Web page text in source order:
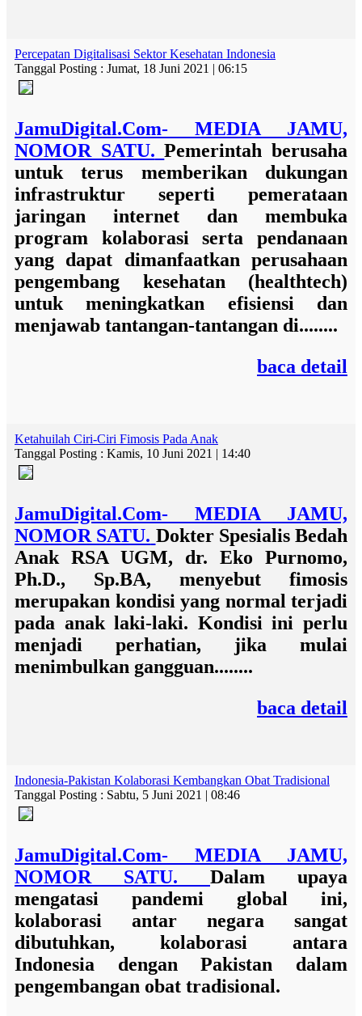
Percepatan Digitalisasi Sektor Kesehatan Indonesia
Tanggal Posting : Jumat, 18 Juni 2021 | 06:15
JamuDigital.Com- MEDIA JAMU,
NOMOR SATU. Pemerintah berusaha
untuk terus memberikan dukungan
infrastruktur seperti pemerataan
jaringan internet dan membuka
program kolaborasi serta pendanaan
yang dapat dimanfaatkan perusahaan
pengembang kesehatan (healthtech)
untuk meningkatkan efisiensi dan
menjawab tantangan-tantangan di........
baca detail
Ketahuilah Ciri-Ciri Fimosis Pada Anak
Tanggal Posting : Kamis, 10 Juni 2021 | 14:40
JamuDigital.Com- MEDIA JAMU,
NOMOR SATU. Dokter Spesialis Bedah
Anak RSA UGM, dr. Eko Purnomo,
Ph.D., Sp.BA, menyebut fimosis
merupakan kondisi yang normal terjadi
pada anak laki-laki. Kondisi ini perlu
menjadi perhatian, jika mulai
menimbulkan gangguan........
baca detail
Indonesia-Pakistan Kolaborasi Kembangkan Obat Tradisional
Tanggal Posting : Sabtu, 5 Juni 2021 | 08:46
JamuDigital.Com- MEDIA JAMU,
NOMOR SATU.
Dalam upaya
mengatasi pandemi global ini,
kolaborasi antar negara sangat
dibutuhkan, kolaborasi antara
Indonesia dengan Pakistan dalam
pengembangan obat tradisional.